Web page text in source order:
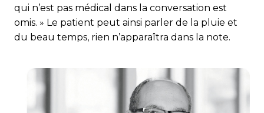
qui n’est pas médical dans la conversation est
omis. » Le patient peut ainsi parler de la pluie et
du beau temps, rien n’apparaîtra dans la note.